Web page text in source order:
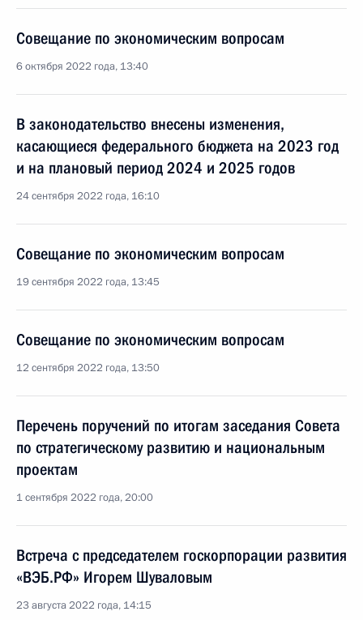
Совещание по экономическим вопросам
6 октября 2022 года, 13:40
В законодательство внесены изменения,
касающиеся федерального бюджета на 2023 год
и на плановый период 2024 и 2025 годов
24 сентября 2022 года, 16:10
Совещание по экономическим вопросам
19 сентября 2022 года, 13:45
Совещание по экономическим вопросам
12 сентября 2022 года, 13:50
Перечень поручений по итогам заседания Совета
по стратегическому развитию и национальным
проектам
1 сентября 2022 года, 20:00
Встреча с председателем госкорпорации развития
«ВЭБ.РФ» Игорем Шуваловым
23 августа 2022 года, 14:15